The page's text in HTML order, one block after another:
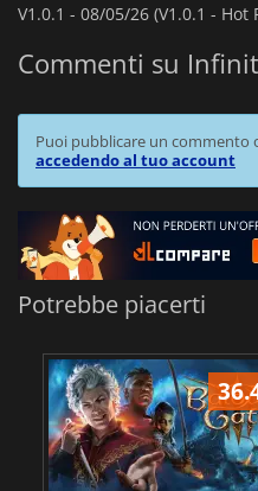
V1.0.1 - 08/05/26 (V1.0.1 - Hot
Commenti su
Puoi pubblicare un commento
accedendo al tuo account
Potrebbe piacerti